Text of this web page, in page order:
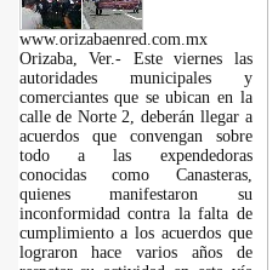
www.orizabaenred.com.mx
Orizaba, Ver.- Este viernes las
autoridades municipales y
comerciantes que se ubican en la
calle de Norte 2, deberán llegar a
acuerdos que convengan sobre
todo a las expendedoras
conocidas como Canasteras,
quienes manifestaron su
inconformidad contra la falta de
cumplimiento a los acuerdos que
lograron hace varios años de